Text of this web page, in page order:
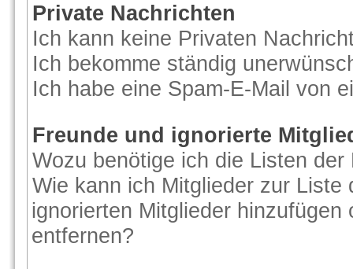
Private Nachrichten
Ich kann keine Privaten
Ich bekomme ständig
Ich habe eine Spam-E-Mail von
Freunde und ignorierte
Wozu benötige ich die Listen
Wie kann ich Mitglieder zur
ignorierten Mitglieder
entfernen?